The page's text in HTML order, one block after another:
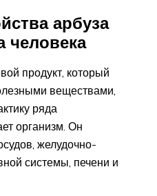
арбуза
человека
продукт, который
веществами,
ряда
организм. Он
желудочно-
системы, печени и